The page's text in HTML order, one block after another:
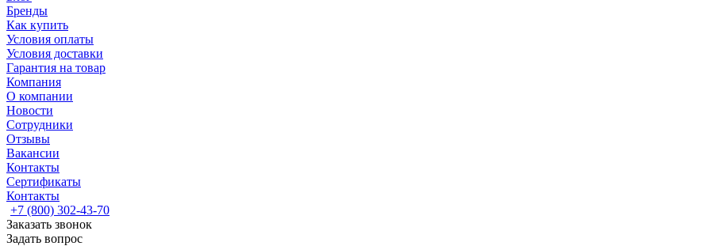
Бренды
Как купить
Условия оплаты
Условия доставки
Гарантия на товар
Компания
О компании
Новости
Сотрудники
Отзывы
Вакансии
Контакты
Сертификаты
Контакты
+7 (800) 302-43-70
Заказать звонок
Задать вопрос